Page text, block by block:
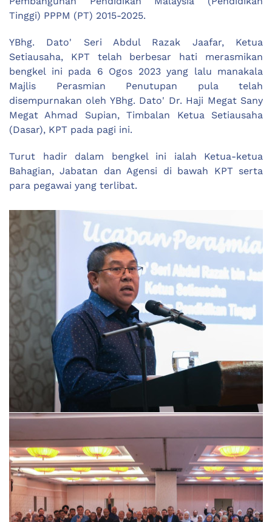
Tinggi) PPPM (PT) 2015-2025.
YBhg. Dato' Seri Abdul Razak Jaafar, Ketua
Setiausaha, KPT telah berbesar hati merasmikan
bengkel ini pada 6 Ogos 2023 yang lalu manakala
Majlis Perasmian Penutupan pula telah
disempurnakan oleh YBhg. Dato' Dr. Haji Megat Sany
Megat Ahmad Supian, Timbalan Ketua Setiausaha
(Dasar), KPT pada pagi ini.
Turut hadir dalam bengkel ini ialah Ketua-ketua
Bahagian, Jabatan dan Agensi di bawah KPT serta
para pegawai yang terlibat.